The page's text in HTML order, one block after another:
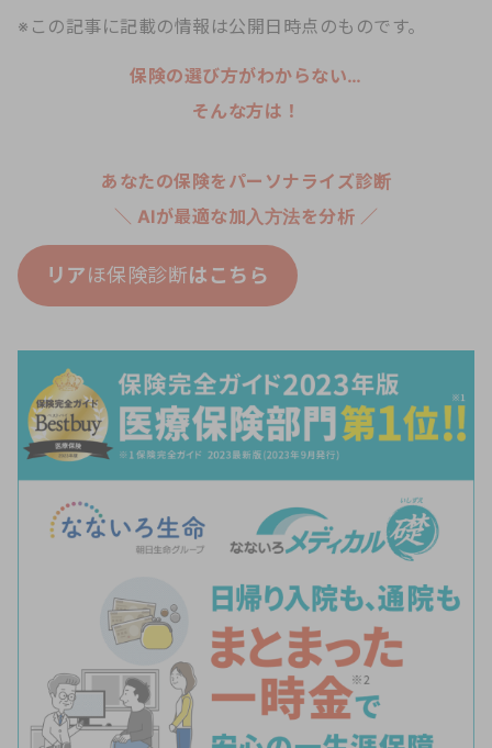
※この記事に記載の情報は公開日時点のものです。
保険の選び方がわからない…
そんな方は！
あなたの保険をパーソナライズ診断
＼ AIが最適な加入方法を分析 ／
リアほ保険診断はこちら